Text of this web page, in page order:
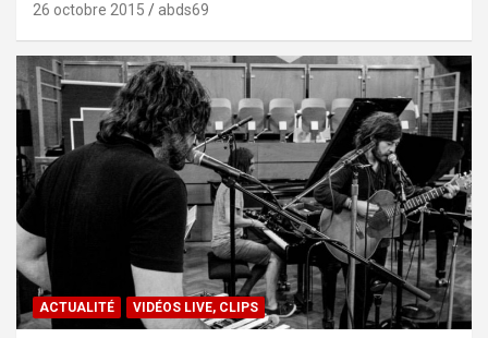
26 octobre 2015 abds69
ACTUALITÉ VIDÉOS LIVE, CLIPS